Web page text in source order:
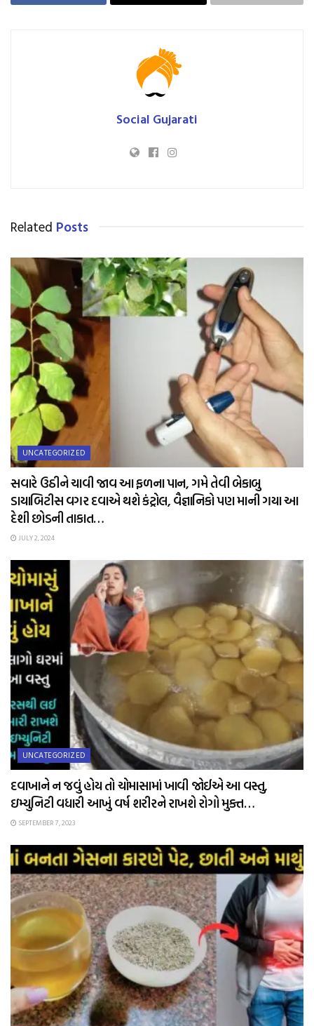
Social Gujarati
Related Posts
UNCATEGORIZED
સવારે ઉઠીને ચાવી જાવ આ ફળના પાન, ગમે તેવી બેકાબુ
ડાયાબિટીસ વગર દવાએ થશે કંટ્રોલ, વૈજ્ઞાનિકો પણ માની ગયા આ
દેશી છોડની તાકાત…
JULY 2, 2024
UNCATEGORIZED
દવાખાને ન જવું હોય તો ચોમાસામાં ખાવી જોઈએ આ વસ્તુ,
ઇમ્યુનિટી વધારી આખું વર્ષ શરીરને રાખશે રોગો મુક્ત…
SEPTEMBER 7, 2023